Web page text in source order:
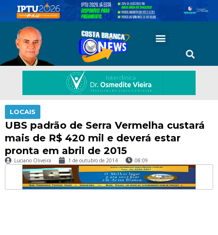
LOCAIS
UBS padrão de Serra Vermelha custará
mais de R$ 420 mil e deverá estar
pronta em abril de 2015
Luciano Oliveira 1 de outubro de 2014 08:09